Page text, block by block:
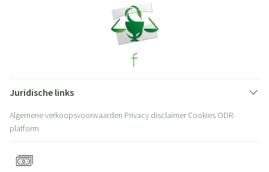
Juridische links
Algemene verkoopsvoorwaarden Privacy disclaimer Cookies ODR-
platform